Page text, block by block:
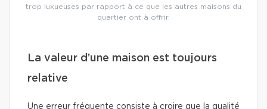
trop luxueuses par rapport à ce que les autres maisons du
quartier ont à offrir.
La valeur d’une maison est toujours
relative
Une erreur fréquente consiste à croire que la qualité